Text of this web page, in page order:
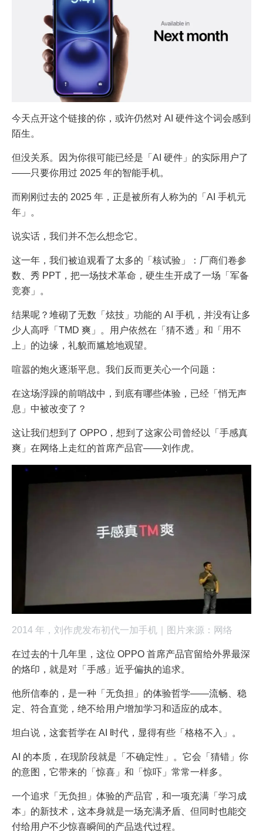
今天点开这个链接的你，或许仍然对 AI 硬件这个词会感到
陌生。
但没关系。因为你很可能已经是「AI 硬件」的实际用户了
——只要你用过 2025 年的智能手机。
而刚刚过去的 2025 年，正是被所有人称为的「AI 手机元
年」。
说实话，我们并不怎么想念它。
这一年，我们被迫观看了太多的「核试验」：厂商们卷参
数、秀 PPT，把一场技术革命，硬生生开成了一场「军备
竞赛」。
结果呢？堆砌了无数「炫技」功能的 AI 手机，并没有让多
少人高呼「TMD 爽」。用户依然在「猜不透」和「用不
上」的边缘，礼貌而尴尬地观望。
喧嚣的炮火逐渐平息。我们反而更关心一个问题：
在这场浮躁的前哨战中，到底有哪些体验，已经「悄无声
息」中被改变了？
这让我们想到了 OPPO，想到了这家公司曾经以「手感真
爽」在网络上走红的首席产品官——刘作虎。
2014 年，刘作虎发布初代一加手机｜图片来源：网络
在过去的十几年里，这位 OPPO 首席产品官留给外界最深
的烙印，就是对「手感」近乎偏执的追求。
他所信奉的，是一种「无负担」的体验哲学——流畅、稳
定、符合直觉，绝不给用户增加学习和适应的成本。
坦白说，这套哲学在 AI 时代，显得有些「格格不入」。
AI 的本质，在现阶段就是「不确定性」。它会「猜错」你
的意图，它带来的「惊喜」和「惊吓」常常一样多。
一个追求「无负担」体验的产品官，和一项充满「学习成
本」的新技术，这本身就是一场充满矛盾、但同时也能交
付给用户不少惊喜瞬间的产品迭代过程。